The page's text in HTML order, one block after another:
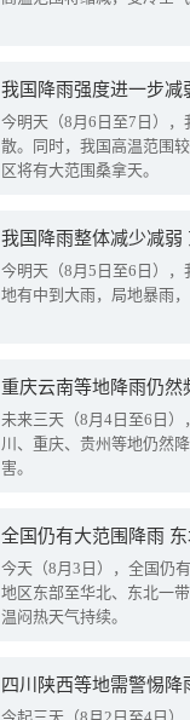
今明天（8月6日至7日）
散。同时，我国高温范围
区将有大范围桑拿天。
我国降雨整体减少减弱
今明天（8月5日至6日）
地有中到大雨，局地暴雨
重庆云南等地降雨仍然
未来三天（8月4日至6日
川、重庆、贵州等地仍然
害。
全国仍有大范围降雨
今天（8月3日），全国仍
地区东部至华北、东北一
温闷热天气持续。